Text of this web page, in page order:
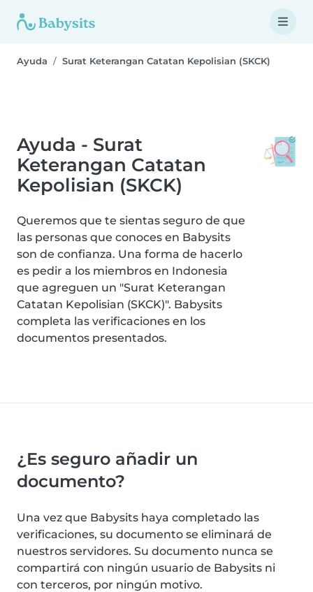
Ayuda Surat Keterangan Catatan Kepolisian (SKCK)
Ayuda - Surat
Keterangan Catatan
Kepolisian (SKCK)
Queremos que te sientas seguro de que
las personas que conoces en Babysits
son de confianza. Una forma de hacerlo
es pedir a los miembros en Indonesia
que agreguen un "Surat Keterangan
Catatan Kepolisian (SKCK)". Babysits
completa las verificaciones en los
documentos presentados.
¿Es seguro añadir un
documento?
Una vez que Babysits haya completado las
verificaciones, su documento se eliminará de
nuestros servidores. Su documento nunca se
compartirá con ningún usuario de Babysits ni
con terceros, por ningún motivo.